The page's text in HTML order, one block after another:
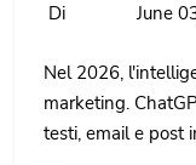
Di June
Nel 2026,
marketing.
testi, email e post